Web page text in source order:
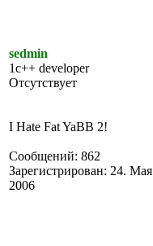
sedmin
1c++ developer
Отсутствует
I Hate Fat YaBB 2!
Сообщений: 862
Зарегистрирован: 24. Мая
2006